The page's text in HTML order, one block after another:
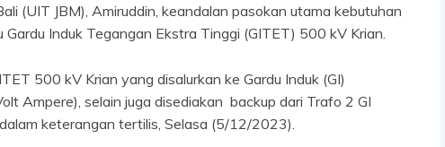
(UIT JBM), Amiruddin, keandalan pasokan utama kebutuhan
Induk Tegangan Ekstra Tinggi (GITET) 500 kV Krian.
500 kV Krian yang disalurkan ke Gardu Induk (GI)
Ampere), selain juga disediakan backup dari Trafo 2 GI
keterangan tertilis, Selasa (5/12/2023).